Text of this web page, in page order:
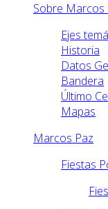
Sobre Marcos
Ejes
Historia
Datos
Bandera
Último
Mapas
Marcos Paz
Fiestas